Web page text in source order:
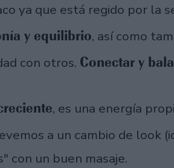
ya que está regido por la
y equilibrio, así como
con otros. Conectar y
, es una energía
a un cambio de look
con un buen masaje.